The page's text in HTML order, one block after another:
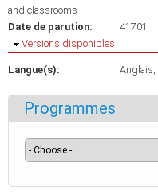
and classrooms
Date de parution:
41701
Masquer
Versions disponibles
Langue(s): Anglais
Programmes